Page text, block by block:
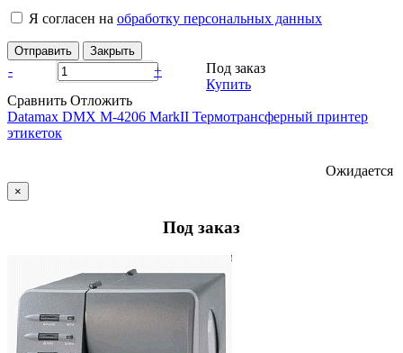
Я согласен на обработку персональных данных
Отправить Закрыть
- +
Под заказ
Купить
Сравнить Отложить
Datamax DMX M-4206 MarkII Термотрансферный принтер
этикеток
Ожидается
×
Под заказ